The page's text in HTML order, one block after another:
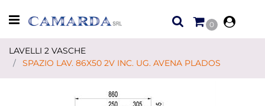
Open menu
0
LAVELLI 2 VASCHE
SPAZIO LAV. 86X50 2V INC. UG. AVENA PLADOS